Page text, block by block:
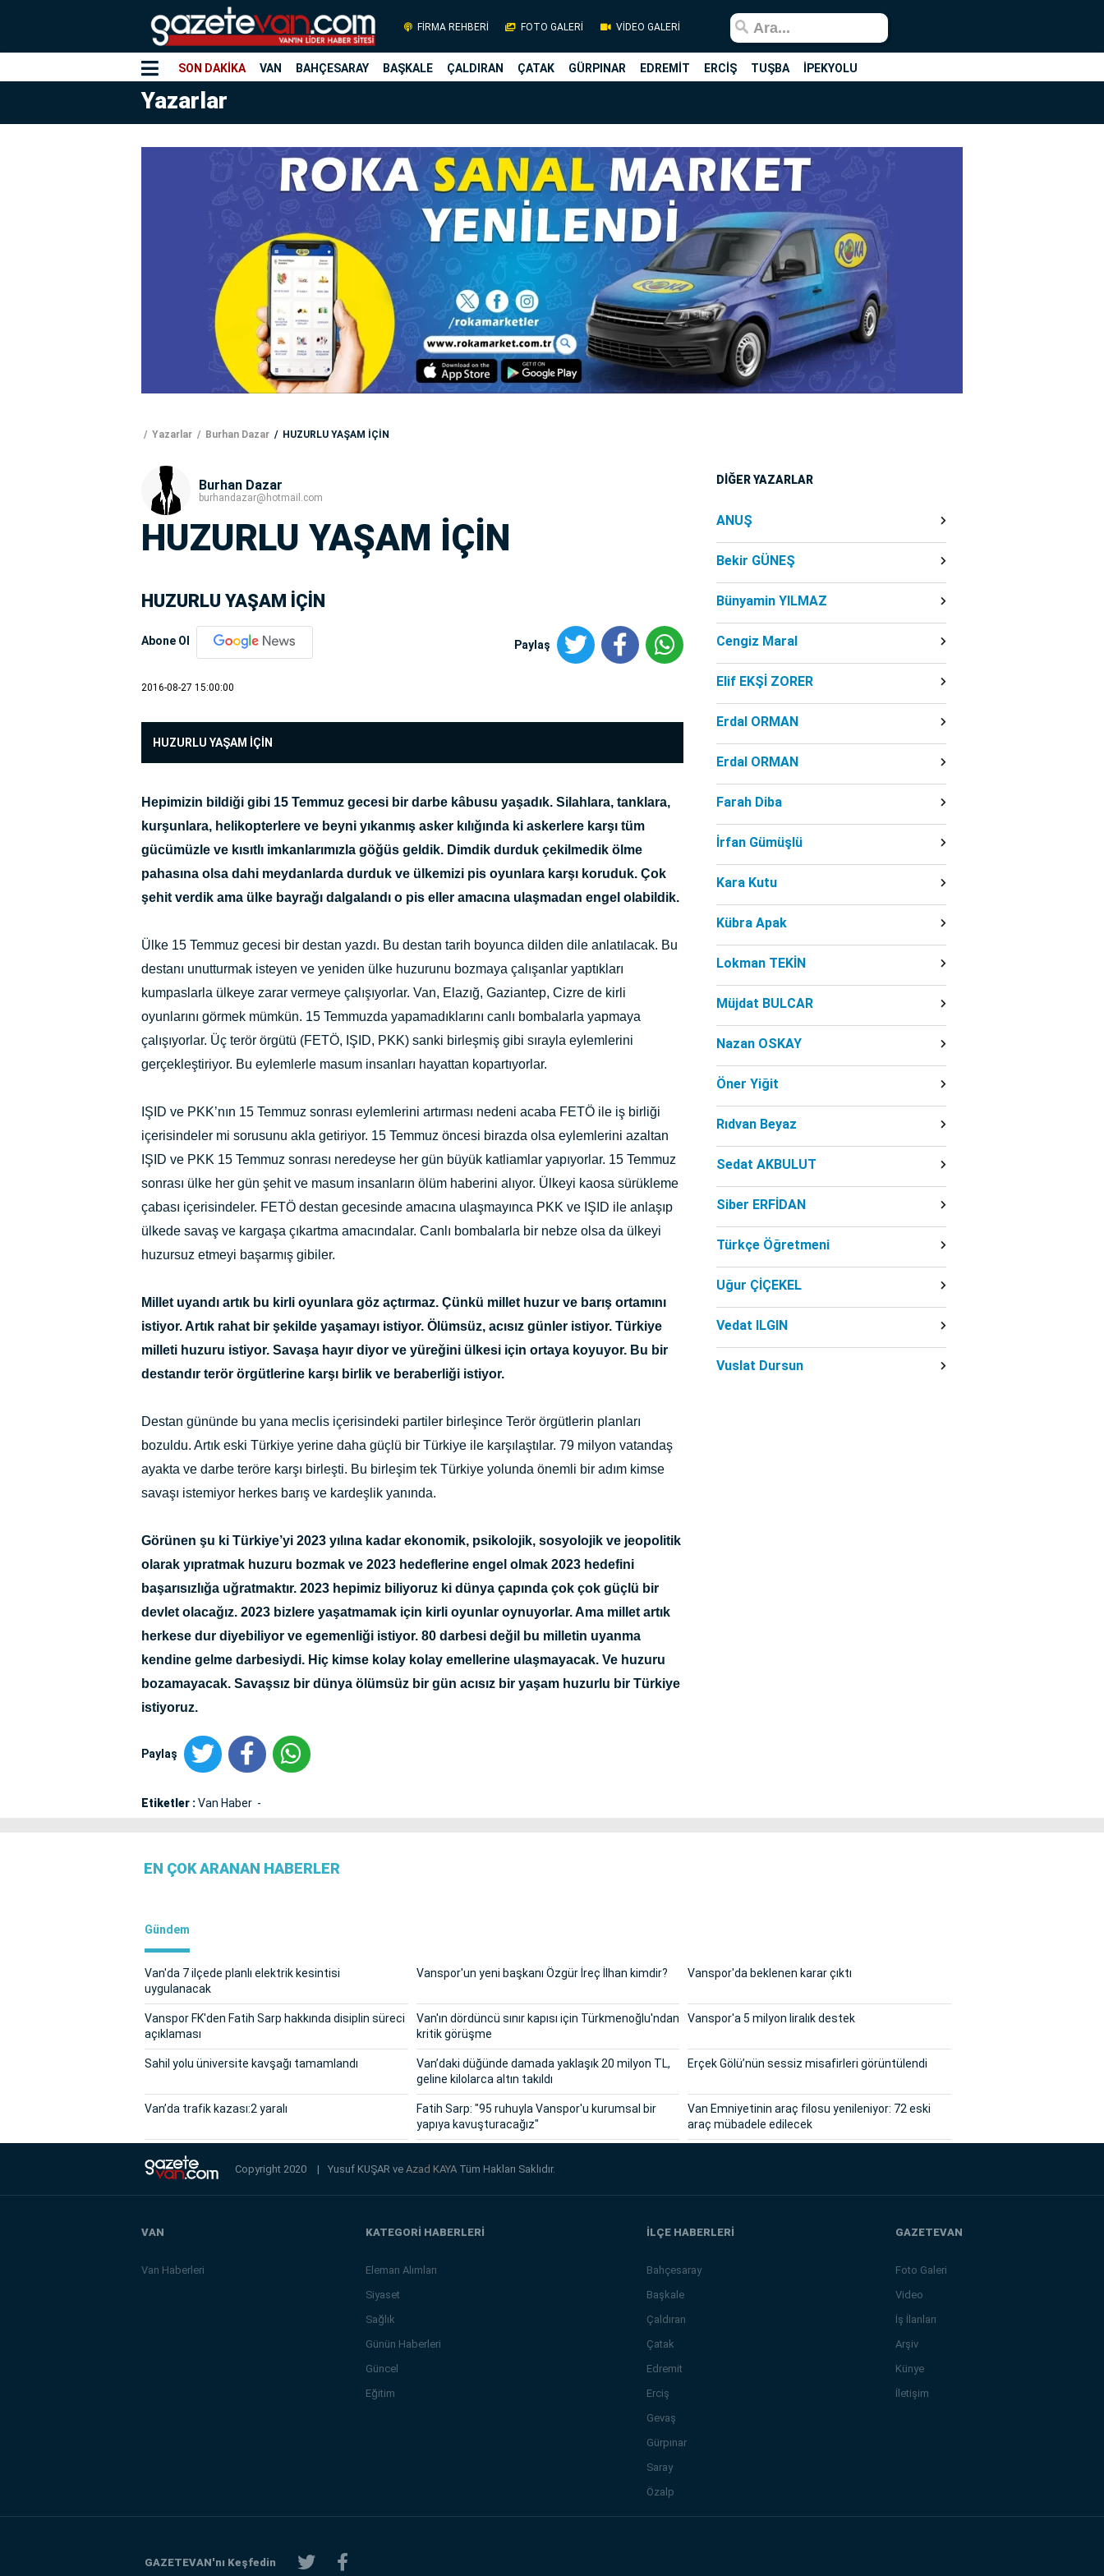
FİRMA REHBERİ FOTO GALERİ VİDEO GALERİ
SON DAKİKA VAN BAHÇESARAY BAŞKALE ÇALDIRAN ÇATAK GÜRPINAR EDREMİT ERCİŞ TUŞBA İPEKYOLU
Yazarlar
Yazarlar Burhan Dazar HUZURLU YAŞAM İÇİN
Burhan Dazar
burhandazar@hotmail.com
HUZURLU YAŞAM İÇİN
HUZURLU YAŞAM İÇİN
Abone Ol Paylaş
2016-08-27 15:00:00
HUZURLU YAŞAM İÇİN
Hepimizin bildiği gibi 15 Temmuz gecesi bir darbe kâbusu yaşadık. Silahlara, tanklara,
kurşunlara, helikopterlere ve beyni yıkanmış asker kılığında ki askerlere karşı tüm
gücümüzle ve kısıtlı imkanlarımızla göğüs geldik. Dimdik durduk çekilmedik ölme
pahasına olsa dahi meydanlarda durduk ve ülkemizi pis oyunlara karşı koruduk. Çok
şehit verdik ama ülke bayrağı dalgalandı o pis eller amacına ulaşmadan engel olabildik.
Ülke 15 Temmuz gecesi bir destan yazdı. Bu destan tarih boyunca dilden dile anlatılacak. Bu
destanı unutturmak isteyen ve yeniden ülke huzurunu bozmaya çalışanlar yaptıkları
kumpaslarla ülkeye zarar vermeye çalışıyorlar. Van, Elazığ, Gaziantep, Cizre de kirli
oyunlarını görmek mümkün. 15 Temmuzda yapamadıklarını canlı bombalarla yapmaya
çalışıyorlar. Üç terör örgütü (FETÖ, IŞID, PKK) sanki birleşmiş gibi sırayla eylemlerini
gerçekleştiriyor. Bu eylemlerle masum insanları hayattan kopartıyorlar.
IŞID ve PKK’nın 15 Temmuz sonrası eylemlerini artırması nedeni acaba FETÖ ile iş birliği
içerisindeler mi sorusunu akla getiriyor. 15 Temmuz öncesi birazda olsa eylemlerini azaltan
IŞID ve PKK 15 Temmuz sonrası neredeyse her gün büyük katliamlar yapıyorlar. 15 Temmuz
sonrası ülke her gün şehit ve masum insanların ölüm haberini alıyor. Ülkeyi kaosa sürükleme
çabası içerisindeler. FETÖ destan gecesinde amacına ulaşmayınca PKK ve IŞID ile anlaşıp
ülkede savaş ve kargaşa çıkartma amacındalar. Canlı bombalarla bir nebze olsa da ülkeyi
huzursuz etmeyi başarmış gibiler.
Millet uyandı artık bu kirli oyunlara göz açtırmaz. Çünkü millet huzur ve barış ortamını
istiyor. Artık rahat bir şekilde yaşamayı istiyor. Ölümsüz, acısız günler istiyor. Türkiye
milleti huzuru istiyor. Savaşa hayır diyor ve yüreğini ülkesi için ortaya koyuyor. Bu bir
destandır terör örgütlerine karşı birlik ve beraberliği istiyor.
Destan gününde bu yana meclis içerisindeki partiler birleşince Terör örgütlerin planları
bozuldu. Artık eski Türkiye yerine daha güçlü bir Türkiye ile karşılaştılar. 79 milyon vatandaş
ayakta ve darbe teröre karşı birleşti. Bu birleşim tek Türkiye yolunda önemli bir adım kimse
savaşı istemiyor herkes barış ve kardeşlik yanında.
Görünen şu ki Türkiye’yi 2023 yılına kadar ekonomik, psikolojik, sosyolojik ve jeopolitik
olarak yıpratmak huzuru bozmak ve 2023 hedeflerine engel olmak 2023 hedefini
başarısızlığa uğratmaktır. 2023 hepimiz biliyoruz ki dünya çapında çok çok güçlü bir
devlet olacağız. 2023 bizlere yaşatmamak için kirli oyunlar oynuyorlar. Ama millet artık
herkese dur diyebiliyor ve egemenliği istiyor. 80 darbesi değil bu milletin uyanma
kendine gelme darbesiydi. Hiç kimse kolay kolay emellerine ulaşmayacak. Ve huzuru
bozamayacak. Savaşsız bir dünya ölümsüz bir gün acısız bir yaşam huzurlu bir Türkiye
istiyoruz.
Paylaş
Etiketler :Van Haber
DİĞER YAZARLAR
ANUŞ
Bekir GÜNEŞ
Bünyamin YILMAZ
Cengiz Maral
Elif EKŞİ ZORER
Erdal ORMAN
Erdal ORMAN
Farah Diba
İrfan Gümüşlü
Kara Kutu
Kübra Apak
Lokman TEKİN
Müjdat BULCAR
Nazan OSKAY
Öner Yiğit
Rıdvan Beyaz
Sedat AKBULUT
Siber ERFİDAN
Türkçe Öğretmeni
Uğur ÇİÇEKEL
Vedat ILGIN
Vuslat Dursun
EN ÇOK ARANAN HABERLER
Gündem
Van'da 7 ilçede planlı elektrik kesintisi
uygulanacak
Vanspor'un yeni başkanı Özgür İreç İlhan kimdir? Vanspor'da beklenen karar çıktı
Vanspor FK'den Fatih Sarp hakkında disiplin süreci
açıklaması
Van'ın dördüncü sınır kapısı için Türkmenoğlu'ndan
kritik görüşme
Vanspor'a 5 milyon liralık destek
Sahil yolu üniversite kavşağı tamamlandı
Van’daki düğünde damada yaklaşık 20 milyon TL,
geline kilolarca altın takıldı
Erçek Gölü’nün sessiz misafirleri görüntülendi
Van’da trafik kazası:2 yaralı
Fatih Sarp: "95 ruhuyla Vanspor'u kurumsal bir
yapıya kavuşturacağız"
Van Emniyetinin araç filosu yenileniyor: 72 eski
araç mübadele edilecek
Copyright 2020 | Yusuf KUŞAR veAzad KAYA Tüm Hakları Saklıdır.
VAN
Van Haberleri
KATEGORİ HABERLERİ
Eleman Alımları
Siyaset
Sağlık
Günün Haberleri
Güncel
Eğitim
İLÇE HABERLERİ
Bahçesaray
Başkale
Çaldıran
Çatak
Edremit
Erciş
Gevaş
Gürpınar
Saray
Özalp
GAZETEVAN
Foto Galeri
Video
İş İlanları
Arşiv
Künye
İletişim
GAZETEVAN'nı Keşfedin